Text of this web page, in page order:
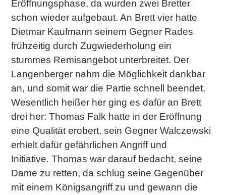
Eröffnungsphase, da wurden zwei Bretter
schon wieder aufgebaut. An Brett vier hatte
Dietmar Kaufmann seinem Gegner Rades
frühzeitig durch Zugwiederholung ein
stummes Remisangebot unterbreitet. Der
Langenberger nahm die Möglichkeit dankbar
an, und somit war die Partie schnell beendet.
Wesentlich heißer her ging es dafür an Brett
drei her: Thomas Falk hatte in der Eröffnung
eine Qualität erobert, sein Gegner Walczewski
erhielt dafür gefährlichen Angriff und
Initiative. Thomas war darauf bedacht, seine
Dame zu retten, da schlug seine Gegenüber
mit einem Königsangriff zu und gewann die